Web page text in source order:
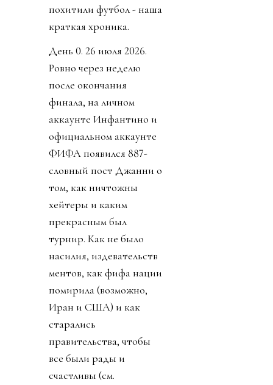
похитили футбол - наша
краткая хроника.
День 0. 26 июля 2026.
Ровно через неделю
после окончания
финала, на личном
аккаунте Инфантино и
официальном аккаунте
ФИФА появился 887-
словный пост Джанни о
том, как ничтожны
хейтеры и каким
прекрасным был
турнир. Как не было
насилия, издевательств
ментов, как фифа нации
помирила (возможно,
Иран и США) и как
старались
правительства, чтобы
все были рады и
счастливы (см.